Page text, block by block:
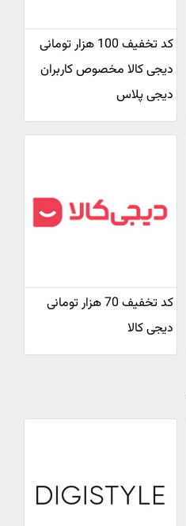
کد تخفیف 100 هزار تومانی
دیجی کالا مخصوص کاربران
دیجی پلاس
کد تخفیف 70 هزار تومانی
دیجی کالا